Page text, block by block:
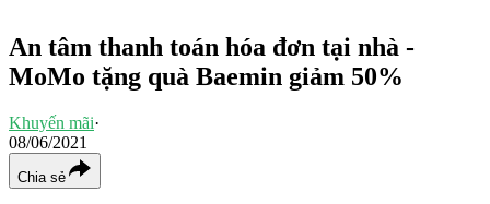
An tâm thanh toán hóa đơn tại nhà -
MoMo tặng quà Baemin giảm 50%
Khuyến mãi·
08/06/2021
Chia sẻ